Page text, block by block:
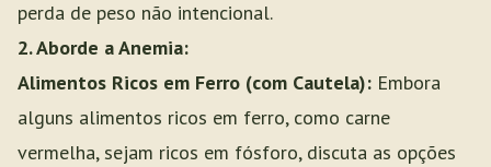
perda de peso não intencional.
2. Aborde a Anemia:
Alimentos Ricos em Ferro (com Cautela): Embora
alguns alimentos ricos em ferro, como carne
vermelha, sejam ricos em fósforo, discuta as opções